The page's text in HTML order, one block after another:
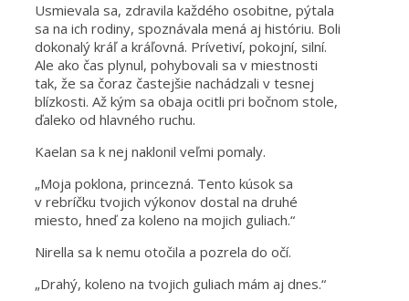
Usmievala sa, zdravila každého osobitne, pýtala
sa na ich rodiny, spoznávala mená aj históriu. Boli
dokonalý kráľ a kráľovná. Prívetiví, pokojní, silní.
Ale ako čas plynul, pohybovali sa v miestnosti
tak, že sa čoraz častejšie nachádzali v tesnej
blízkosti. Až kým sa obaja ocitli pri bočnom stole,
ďaleko od hlavného ruchu.
Kaelan sa k nej naklonil veľmi pomaly.
„Moja poklona, princezná. Tento kúsok sa
v rebríčku tvojich výkonov dostal na druhé
miesto, hneď za koleno na mojich guliach.“
Nirella sa k nemu otočila a pozrela do očí.
„Drahý, koleno na tvojich guliach mám aj dnes.“